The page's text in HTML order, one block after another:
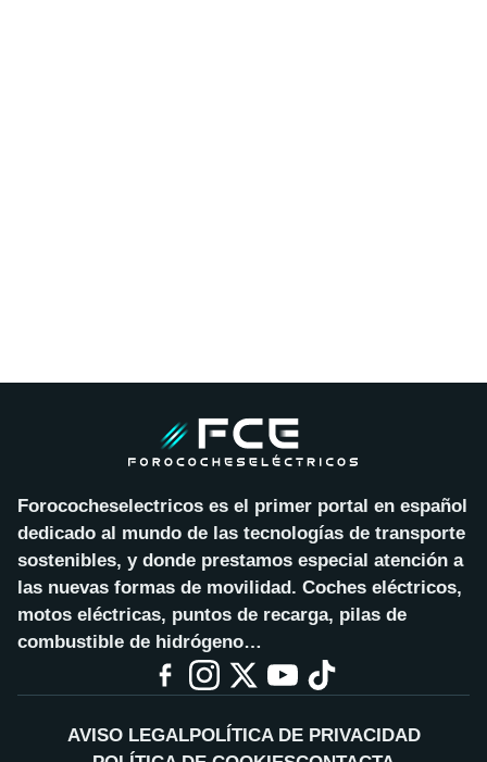
Forococheselectricos es el primer portal en español
dedicado al mundo de las tecnologías de transporte
sostenibles, y donde prestamos especial atención a
las nuevas formas de movilidad. Coches eléctricos,
motos eléctricas, puntos de recarga, pilas de
combustible de hidrógeno…
AVISO LEGALPOLÍTICA DE PRIVACIDAD